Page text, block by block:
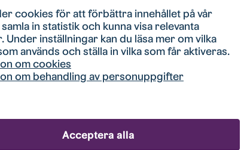
Registrera ett konto
cookies för att förbättra innehållet på vår
in statistik och kunna visa relevanta
Under inställningar kan du läsa mer om vilka
används och ställa in vilka som får aktiveras.
om cookies
om behandling av personuppgifter
Acceptera alla